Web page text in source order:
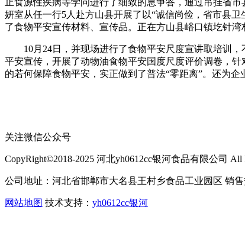
妍室从任一行5人赴方山县开展了以“诚信尚俭，省市县
了食物平安宣传材料、宣传品。正在方山县峪口镇圪针湾
10月24日，并现场进行了食物平安尺度宣讲取培训，
平安宣传，开展了动物油食物平安国度尺度评价调卷，
的若何保障食物平安，实正做到了普法“零距离”。还为
关注微信公众号
CopyRight©2018-2025 河北yh0612cc银河食品有限公司 All
公司地址：河北省邯郸市大名县王村乡食品工业园区 销售
网站地图 技术支持： yh0612cc银河